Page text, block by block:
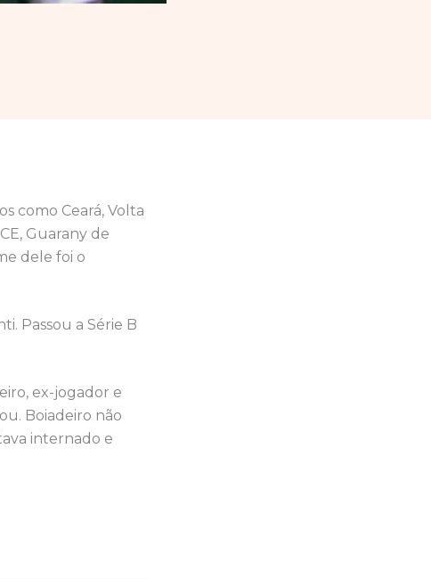
como Ceará, Volta
Guarany de
dele foi o
Passou a Série B
ex-jogador e
Boiadeiro não
internado e